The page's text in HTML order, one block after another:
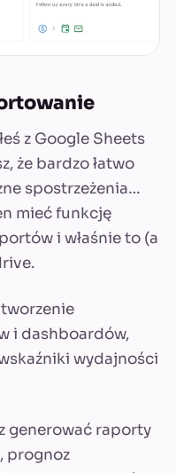
z Google Sheets
że bardzo łatwo
spostrzeżenia…
mieć funkcję
i właśnie to (a
i dashboardów,
wydajności
generować raporty
prognoz